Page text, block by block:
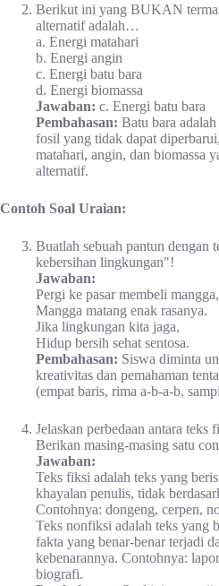
Berikut ini yang BUKAN
alternatif adalah…
a. Energi matahari
b. Energi angin
c. Energi batu bara
d. Energi biomassa
Jawaban: c. Energi batu bara
Pembahasan: Batu bara
fosil yang tidak dapat
matahari, angin, dan biomassa
alternatif.
Contoh Soal Uraian:
Buatlah sebuah pantun dengan
kebersihan lingkungan"!
Jawaban:
Pergi ke pasar membeli mangga,
Mangga matang enak rasanya.
Jika lingkungan kita jaga,
Hidup bersih sehat sentosa.
Pembahasan: Siswa diminta
kreativitas dan pemahaman
(empat baris, rima a-b-a-b,
Jelaskan perbedaan antara teks
Berikan masing-masing satu
Jawaban:
Teks fiksi adalah teks yang
khayalan penulis, tidak
Contohnya: dongeng, cerpen,
Teks nonfiksi adalah teks yang
fakta yang benar-benar terjadi
kebenarannya. Contohnya:
biografi.